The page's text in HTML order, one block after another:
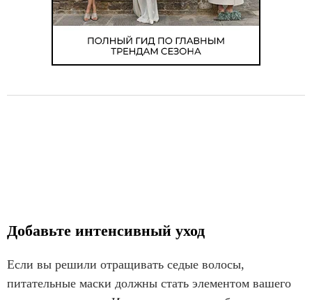
Добавьте интенсивный уход
Если вы решили отращивать седые волосы,
питательные маски должны стать элементом вашего